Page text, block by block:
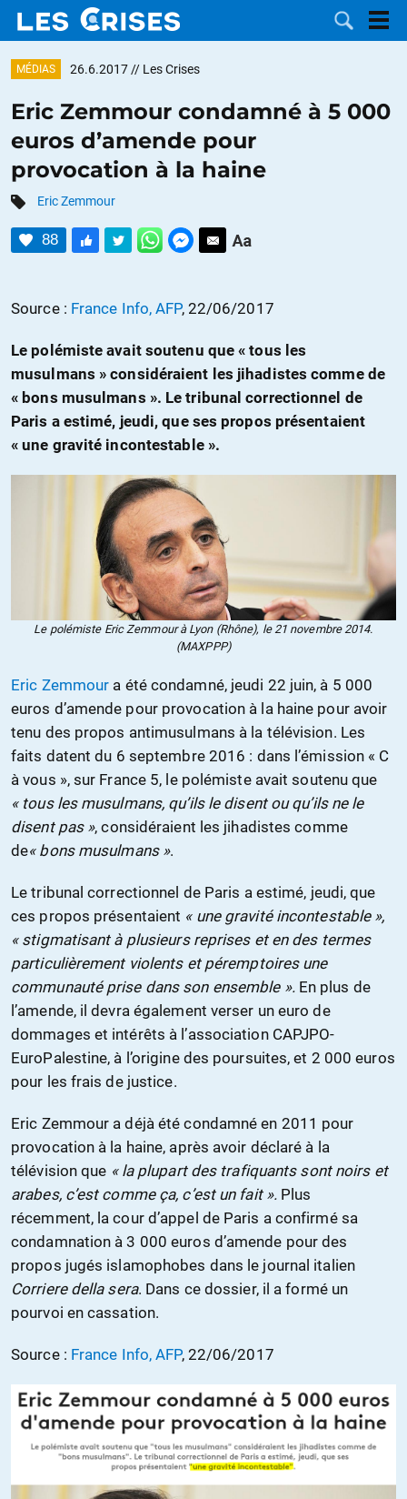
DOSSIERS
CATÉGORIES
MOTS CLÉS
DON
MÉDIAS 26.6.2017 // Les Crises
Eric Zemmour condamné à 5 000
euros d’amende pour
provocation à la haine
Eric Zemmour
88
Source : France Info, AFP, 22/06/2017
Le polémiste avait soutenu que « tous les
musulmans » considéraient les jihadistes comme de
« bons musulmans ». Le tribunal correctionnel de
Paris a estimé, jeudi, que ses propos présentaient
« une gravité incontestable ».
Le polémiste Eric Zemmour à Lyon (Rhône), le 21 novembre 2014.
(MAXPPP)
Eric Zemmour a été condamné, jeudi 22 juin, à 5 000
euros d’amende pour provocation à la haine pour avoir
tenu des propos antimusulmans à la télévision. Les
faits datent du 6 septembre 2016 : dans l’émission « C
à vous », sur France 5, le polémiste avait soutenu que
« tous les musulmans, qu’ils le disent ou qu’ils ne le
disent pas », considéraient les jihadistes comme
de« bons musulmans ».
Le tribunal correctionnel de Paris a estimé, jeudi, que
ces propos présentaient « une gravité incontestable »,
« stigmatisant à plusieurs reprises et en des termes
particulièrement violents et péremptoires une
communauté prise dans son ensemble ». En plus de
l’amende, il devra également verser un euro de
dommages et intérêts à l’association CAPJPO-
EuroPalestine, à l’origine des poursuites, et 2 000 euros
pour les frais de justice.
Eric Zemmour a déjà été condamné en 2011 pour
provocation à la haine, après avoir déclaré à la
télévision que « la plupart des trafiquants sont noirs et
arabes, c’est comme ça, c’est un fait ». Plus
récemment, la cour d’appel de Paris a confirmé sa
condamnation à 3 000 euros d’amende pour des
propos jugés islamophobes dans le journal italien
Corriere della sera. Dans ce dossier, il a formé un
pourvoi en cassation.
Source : France Info, AFP, 22/06/2017